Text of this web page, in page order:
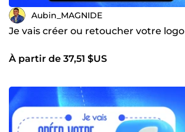
Aubin_MAGNIDE
Je vais créer ou retoucher votre logo
À partir de 37,51 $US